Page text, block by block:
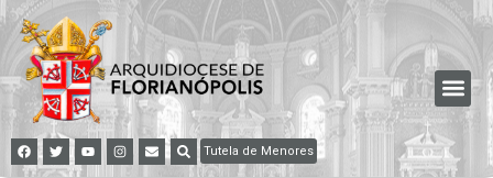
Tutela de Menores